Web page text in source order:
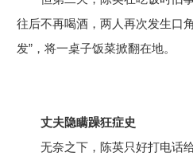
往后不再喝酒，两人再次发生口
发”，将一桌子饭菜掀翻在地。
丈夫隐瞒躁狂症史
无奈之下，陈英只好打电话给